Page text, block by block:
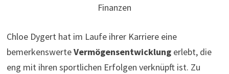
Finanzen
Chloe Dygert hat im Laufe ihrer Karriere eine
bemerkenswerteVermögensentwicklungerlebt, die
eng mit ihren sportlichen Erfolgen verknüpft ist. Zu